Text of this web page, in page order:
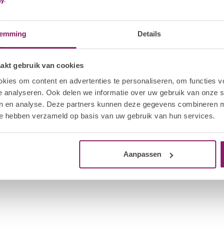
Details
gebruik van cookies
om content en advertenties te personaliseren, om functies
analyseren. Ook delen we informatie over uw gebruik van onze
en analyse. Deze partners kunnen deze gegevens combineren
hebben verzameld op basis van uw gebruik van hun services.
Aanpassen